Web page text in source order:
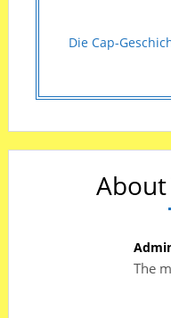
Die Cap-
The